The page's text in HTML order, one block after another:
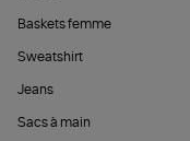
Baskets femme
Sweatshirt
Jeans
Sacs à main